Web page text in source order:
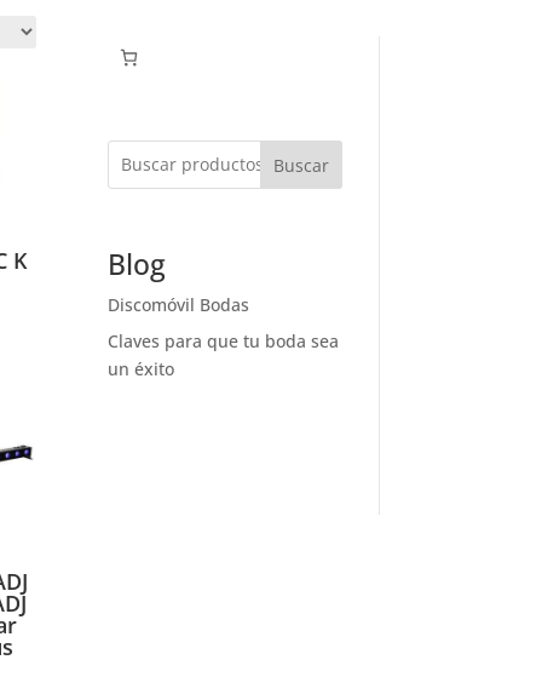
K
Buscar
Blog
Discomóvil Bodas
Claves para que tu boda sea
un éxito